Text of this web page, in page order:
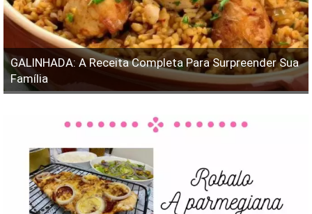
GALINHADA: A Receita Completa Para Surpreender Sua
Família